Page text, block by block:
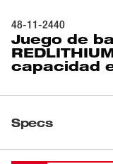
48-11-2440
Juego de
capacidad
Specs
Cargando